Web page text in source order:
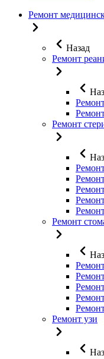
Ремонт
Назад
Ремонт
Ремонт
Ремонт
Ремонт узи